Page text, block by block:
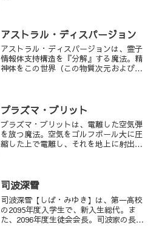
アストラル・ディスパージョン
アストラル・ディスパージョンは、霊子
情報体支持構造を『分解』する魔法。精
神体をこの世界（この物質次元および情
プラズマ・ブリット
プラズマ・ブリットは、電離した空気弾
を放つ魔法。空気をゴルフボール大に圧
縮した上で電離し、それを地上に射出す
司波深雪
司波深雪【しば・みゆき】は、第一高校
の2095年度入学生で、新入生総代。ま
た、2096年度生徒会会長。司波家の長女